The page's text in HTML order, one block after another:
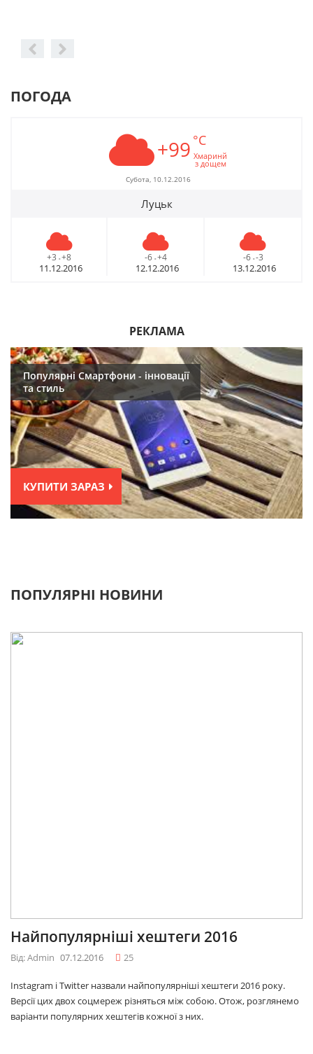
ПОГОДА
+99 °C
Хмаринй
з дощем
Субота, 10.12.2016
Луцьк
+3 - +8
11.12.2016
-6 - +4
12.12.2016
-6 - -3
13.12.2016
РЕКЛАМА
Популярні Смартфони - інновації
та стиль
КУПИТИ ЗАРАЗ
ПОПУЛЯРНІ НОВИНИ
Найпопулярніші хештеги 2016
Від: Admin 07.12.2016 25
Instagram і Twitter назвали найпопулярніші хештеги 2016 року.
Версії цих двох соцмереж різняться між собою. Отож, розглянемо
варіанти популярних хештегів кожної з них.